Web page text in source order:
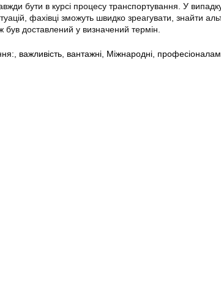
бути в курсі процесу транспортування. У
фахівці зможуть швидко зреагувати, знайти
був доставлений у визначений термін.
важливість вантажні Міжнародні